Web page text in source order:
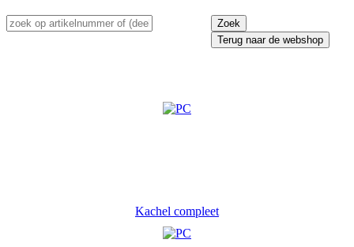
Terug naar de webshop
Kachel compleet